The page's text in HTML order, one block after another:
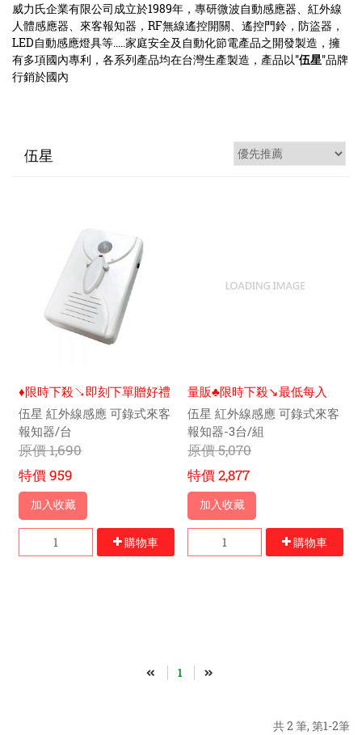
威力氏企業有限公司成立於1989年，專研微波自動感應器、紅外線
人體感應器、來客報知器，RF無線遙控開關、遙控門鈴，防盜器，
LED自動感應燈具等.....家庭安全及自動化節電產品之開發製造，擁
有多項國內專利，各系列產品均在台灣生產製造，產品以"伍星"品牌
行銷於國內
伍星
♦限時下殺↘即刻下單贈好禮
伍星 紅外線感應 可錄式來客
報知器/台
原價1,690
特價959
加入收藏
購物車
量販♣限時下殺↘️最低每入
$915元
伍星 紅外線感應 可錄式來客
報知器-3台/組
原價5,070
特價2,877
加入收藏
購物車
1
共 2 筆, 第1-2筆